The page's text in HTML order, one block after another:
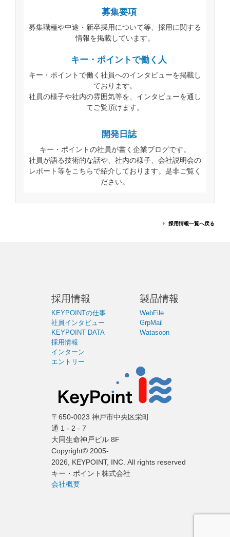
募集要項
募集職種や中途・新卒採用について等、採用に関する
情報を掲載しています。
キー・ポイントで働く人
キー・ポイントで働く社員へのインタビューを掲載し
ております。
社員の様子や社内の雰囲気等を、インタビューを通し
てご覧頂けます。
開発日誌
キー・ポイントの社員が書く企業ブログです。
社員が語る技術的な話や、社内の様子、会社説明会の
レポート等をこちらで紹介しております。是非ご覧く
ださい。
採用情報一覧へ戻る
採用情報
KEYPOINTの仕事
社員インタビュー
KEYPOINT DATA
採用情報
インターン
エントリー
製品情報
WebFile
GrpMail
Watasoon
〒650-0023 神戸市中央区栄町
通 1 - 2 - 7
大同生命神戸ビル 8F
Copyright© 2005-
2026, KEYPOINT, INC. All rights reserved
キー・ポイント株式会社
会社概要